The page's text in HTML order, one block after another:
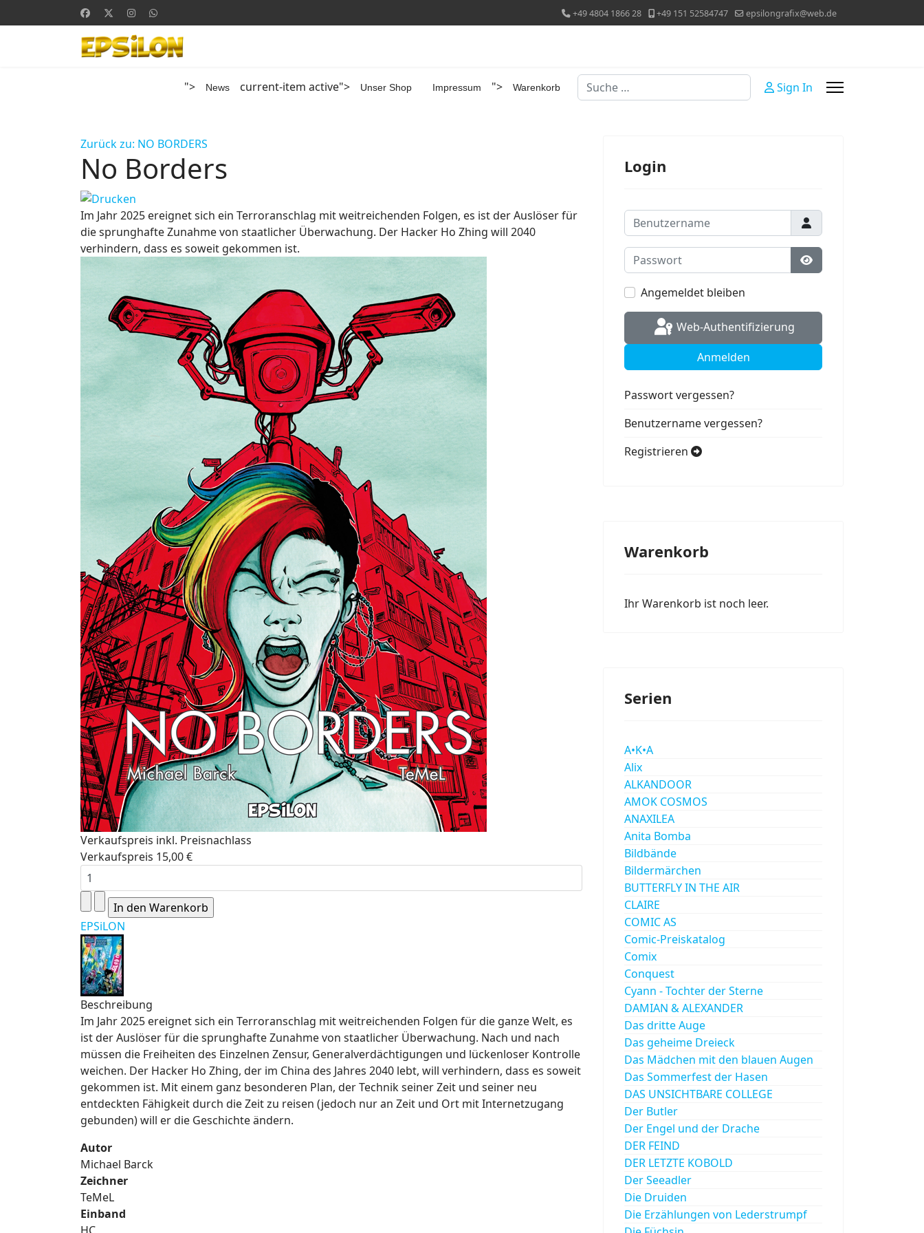
+49 4804 1866 28 +49 151 52584747 epsilongrafix@web.de
"> News current-item active"> Unser Shop Impressum "> Warenkorb Suchen Sign In
Zurück zu: NO BORDERS
No Borders
Im Jahr 2025 ereignet sich ein Terroranschlag mit weitreichenden Folgen, es ist der Auslöser für
die sprunghafte Zunahme von staatlicher Überwachung. Der Hacker Ho Zhing will 2040
verhindern, dass es soweit gekommen ist.
Verkaufspreis inkl. Preisnachlass
Verkaufspreis 15,00 €
EPSiLON
Beschreibung
Im Jahr 2025 ereignet sich ein Terroranschlag mit weitreichenden Folgen für die ganze Welt, es
ist der Auslöser für die sprunghafte Zunahme von staatlicher Überwachung. Nach und nach
müssen die Freiheiten des Einzelnen Zensur, Generalverdächtigungen und lückenloser Kontrolle
weichen. Der Hacker Ho Zhing, der im China des Jahres 2040 lebt, will verhindern, dass es soweit
gekommen ist. Mit einem ganz besonderen Plan, der Technik seiner Zeit und seiner neu
entdeckten Fähigkeit durch die Zeit zu reisen (jedoch nur an Zeit und Ort mit Internetzugang
gebunden) will er die Geschichte ändern.
Autor
Michael Barck
Zeichner
TeMeL
Einband
Login
Benutzername
Passwort
Passwort anzeigen
Angemeldet bleiben
Web-Authentifizierung
Anmelden
Passwort vergessen?
Benutzername vergessen?
Registrieren
Warenkorb
Ihr Warenkorb ist noch leer.
Serien
A•K•A
Alix
ALKANDOOR
AMOK COSMOS
ANAXILEA
Anita Bomba
Bildbände
Bildermärchen
BUTTERFLY IN THE AIR
CLAIRE
COMIC AS
Comic-Preiskatalog
Comix
Conquest
Cyann - Tochter der Sterne
DAMIAN & ALEXANDER
Das dritte Auge
Das geheime Dreieck
Das Mädchen mit den blauen Augen
Das Sommerfest der Hasen
DAS UNSICHTBARE COLLEGE
Der Butler
Der Engel und der Drache
DER FEIND
DER LETZTE KOBOLD
Der Seeadler
Die Druiden
Die Erzählungen von Lederstrumpf